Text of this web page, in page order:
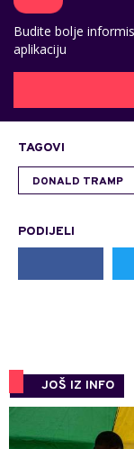
Budite bolje
aplikaciju
TAGOVI
DONALD TRAMP
PODIJELI
JOŠ IZ INFO